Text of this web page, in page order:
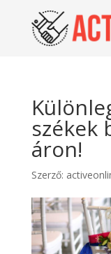
székek
áron!
Szerző: